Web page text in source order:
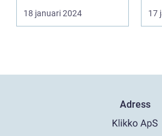
ett land som fasciner...
18 januari 2024 17
Adress